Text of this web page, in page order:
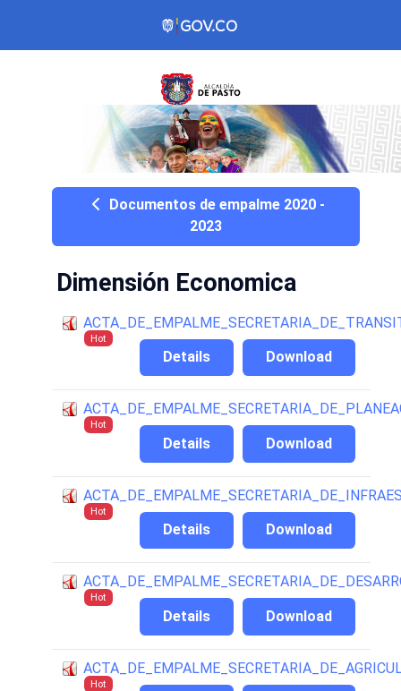
Documentos de empalme 2020 -
2023
Dimensión Economica
Hot
Download
Details
Hot
Download
Details
Hot
Download
Details
Hot
Download
Details
Hot